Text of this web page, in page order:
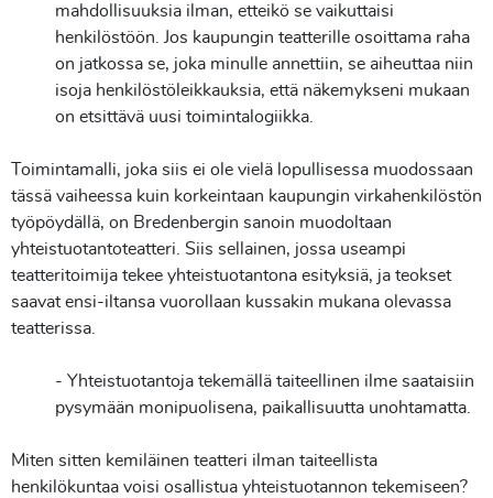
mahdollisuuksia ilman, etteikö se vaikuttaisi
henkilöstöön. Jos kaupungin teatterille osoittama raha
on jatkossa se, joka minulle annettiin, se aiheuttaa niin
isoja henkilöstöleikkauksia, että näkemykseni mukaan
on etsittävä uusi toimintalogiikka.
Toimintamalli, joka siis ei ole vielä lopullisessa muodossaan
tässä vaiheessa kuin korkeintaan kaupungin virkahenkilöstön
työpöydällä, on Bredenbergin sanoin muodoltaan
yhteistuotantoteatteri. Siis sellainen, jossa useampi
teatteritoimija tekee yhteistuotantona esityksiä, ja teokset
saavat ensi-iltansa vuorollaan kussakin mukana olevassa
teatterissa.
- Yhteistuotantoja tekemällä taiteellinen ilme saataisiin
pysymään monipuolisena, paikallisuutta unohtamatta.
Miten sitten kemiläinen teatteri ilman taiteellista
henkilökuntaa voisi osallistua yhteistuotannon tekemiseen?